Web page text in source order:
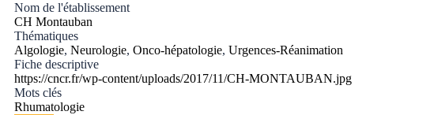
Nom de l'établissement
CH Montauban
Thématiques
Algologie, Neurologie, Onco-hépatologie, Urgences-Réanimation
Fiche descriptive
https://cncr.fr/wp-content/uploads/2017/11/CH-MONTAUBAN.jpg
Mots clés
Rhumatologie